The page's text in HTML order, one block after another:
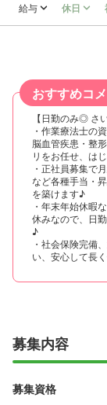
給与 休日
おすすめコ
【日勤のみ◎ さ
・作業療法士の
脳血管疾患・整
リをお任せ、は
・正社員募集で
など各種手当・
を築けます♪
・年末年始休暇
休みなので、日
♪
・社会保険完備
い、安心して長
募集内容
募集資格